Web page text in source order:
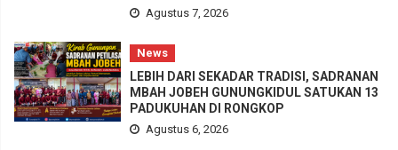
Agustus 7, 2026
News
LEBIH DARI SEKADAR TRADISI, SADRANAN
MBAH JOBEH GUNUNGKIDUL SATUKAN 13
PADUKUHAN DI RONGKOP
Agustus 6, 2026